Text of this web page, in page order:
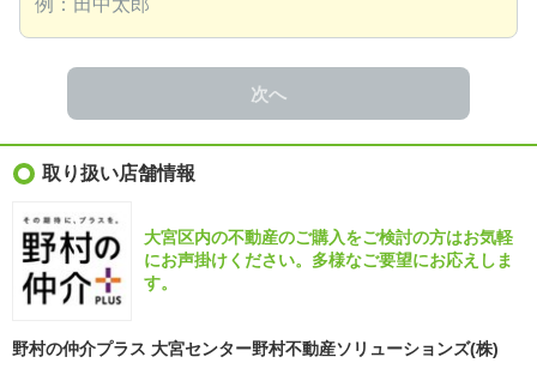
次へ
取り扱い店舗情報
大宮区内の不動産のご購入をご検討の方はお気軽
にお声掛けください。多様なご要望にお応えしま
す。
野村の仲介プラス 大宮センター野村不動産ソリューションズ(株)